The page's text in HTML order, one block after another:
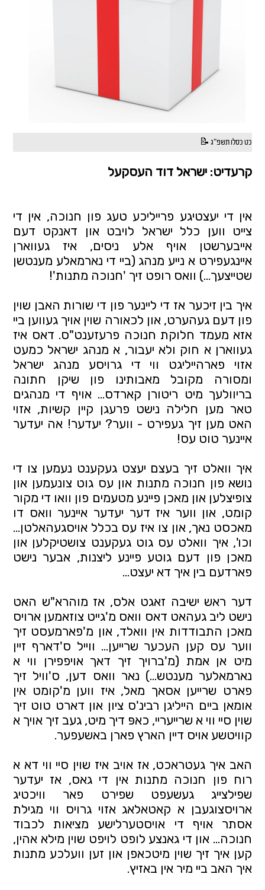
כט כסלו תשפ"ג 📝
קרעדיט: ישראל דוד העסקעל
אין די יעצטיגע פרייליכע טעג פון חנוכה, אין די
צייט ווען כלל ישראל לויבט און דאנקט דעם
אייבערשטן אויף אלע ניסים, איז געווארן
איינגעפירט א נייע מנהג (ביי די נארמאלע מענטשן
שטייצעך...) וואס רופט זיך 'חנוכה מתנות'!
איך בין זיכער אז די ליינער פון די שורות האבן שוין
פון דעם געהערט, און לכאורה שוין אויך געווען ביי
אזא מעמד חלוקת חנוכה פרעזענט"ס. דאס איז
געווארן א חוק ולא יעבור, א מנהג ישראל כמעט
אזוי פארהייליגט ווי די גרויסע מנהג ישראל
ומסורה מקובל מאבותינו פון שיקן חתונה
בריוולעך מיט ריטורן קארדס… אויף די מנהגים
טאר מען חלילה נישט פרעגן קיין קשיות, אזוי
האט מען זיך געפירט - ווער? יעדער! אה יעדער
איינער טוט עס!
איך וואלט זיך בעצם יעצט געקענט נעמען צו די
נושא פון חנוכה מתנות און עס גוט צונעמען און
צופיצלען און מאכן פיינע מטעמים פון וואו די מקור
קומט, און ווער איז דער יעדער איינער וואס דו
מאכסט נאך, און צו איז עס בכלל אויסגעהאלטן…
וכו', איך וואלט עס גוט געקענט צושטיקלען און
מאכן פון דעם גוטע פיינע ליצנות, אבער נישט
פארדעם בין איך דא יעצט...
דער ראש ישיבה זאגט אלס, אז מוהרא"ש האט
נישט ליב געהאט דאס וואס מ'גייט צוזאמען ארויס
מאכן התבודדות אין וואלד, און מ'פארמעסט זיך
ווער עס קען העכער שרייען… ווייל ס'דארף זיין
מיט אן אמת (מ'ברויך זיך דאך אויפפירן ווי א
נארמאלער מענטש...) נאר וואס דען, ס'וויל זיך
פארט שרייען אסאך מאל, איז ווען מ'קומט אין
אומאן ביים הייליגן רבינ'ס ציון און דארט טוט זיך
שוין סיי ווי א שרייעריי, כאפּ דיך מיט, געב זיך אויך א
קוויטשע אויס דיין הארץ פארן באשעפער.
האב איך געטראכט, אז אויב איז שוין סיי ווי דא א
רוח פון חנוכה מתנות אין די גאס, אז יעדער
שפילצייג געשעפט שפירט פאר וויכטיג
ארויסצוגעבן א קאטאלאג אזוי גרויס ווי מגילת
אסתר אויף די אויסטערלישע מציאות לכבוד
חנוכה… און די גאנצע לופט לויפט שוין מילא אהין,
קען איך זיך שוין מיטכאפן און זען וועלכע מתנות
איך האב ביי מיר אין באזיץ.